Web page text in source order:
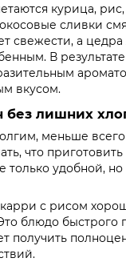
курица,
сливки
свежести, а
В
вкусом.
лишних
меньше всего
что
только удобной,
с рисом
блюдо быстрого
получить